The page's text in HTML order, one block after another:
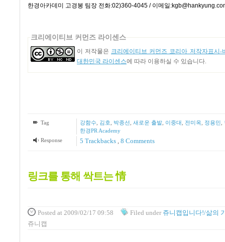
한경아카데미 고경봉 팀장 전화:02)360-4045 / 이메일
크리에이티브 커먼즈 라이센스
이 저작물은 크리에이티브 커먼즈 코리아 저작자표시-
대한민국 라이센스에 따라 이용하실 수 있습니다.
Tag 강함수, 김호 박종선 새로운 출발, 이중대 전미옥 정용민
한경PR Academy
Response
5 Trackbacks , 8 Comments
링크를 통해 싹트는 情
Posted at 2009/02/17 09:58 Filed under 쥬니캡입니다!/삶의
쥬니캡